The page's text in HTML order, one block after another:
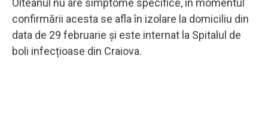
confirmării acesta se afla în izolare la domiciliu din
data de 29 februarie și este internat la Spitalul de
boli infecțioase din Craiova.